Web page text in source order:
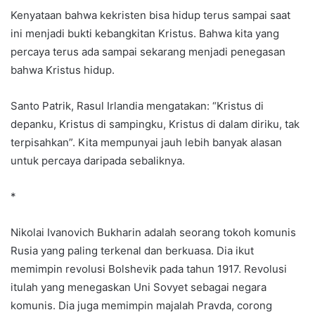
Kenyataan bahwa kekristen bisa hidup terus sampai saat
ini menjadi bukti kebangkitan Kristus. Bahwa kita yang
percaya terus ada sampai sekarang menjadi penegasan
bahwa Kristus hidup.
Santo Patrik, Rasul Irlandia mengatakan: “Kristus di
depanku, Kristus di sampingku, Kristus di dalam diriku, tak
terpisahkan”. Kita mempunyai jauh lebih banyak alasan
untuk percaya daripada sebaliknya.
*
Nikolai Ivanovich Bukharin adalah seorang tokoh komunis
Rusia yang paling terkenal dan berkuasa. Dia ikut
memimpin revolusi Bolshevik pada tahun 1917. Revolusi
itulah yang menegaskan Uni Sovyet sebagai negara
komunis. Dia juga memimpin majalah Pravda, corong